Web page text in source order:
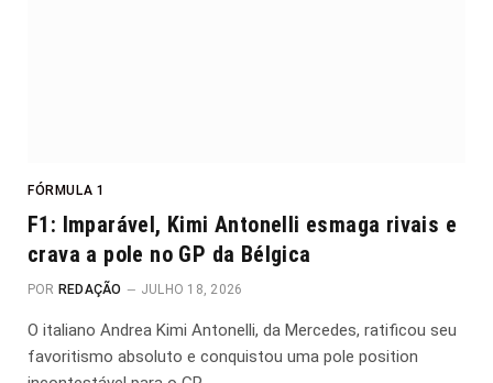
FÓRMULA 1
F1: Imparável, Kimi Antonelli esmaga rivais e
crava a pole no GP da Bélgica
POR REDAÇÃO JULHO 18, 2026
O italiano Andrea Kimi Antonelli, da Mercedes, ratificou seu
favoritismo absoluto e conquistou uma pole position